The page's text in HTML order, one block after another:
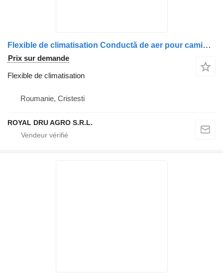
Flexible de climatisation Conductă de aer pour camion Renault 7482380358
Prix sur demande
Flexible de climatisation
Roumanie, Cristesti
ROYAL DRU AGRO S.R.L.